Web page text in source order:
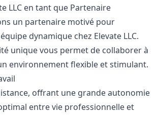
LLC en tant que Partenaire
un partenaire motivé pour
dynamique chez Elevate LLC.
unique vous permet de collaborer à
environnement flexible et stimulant.
offrant une grande autonomie
entre vie professionnelle et